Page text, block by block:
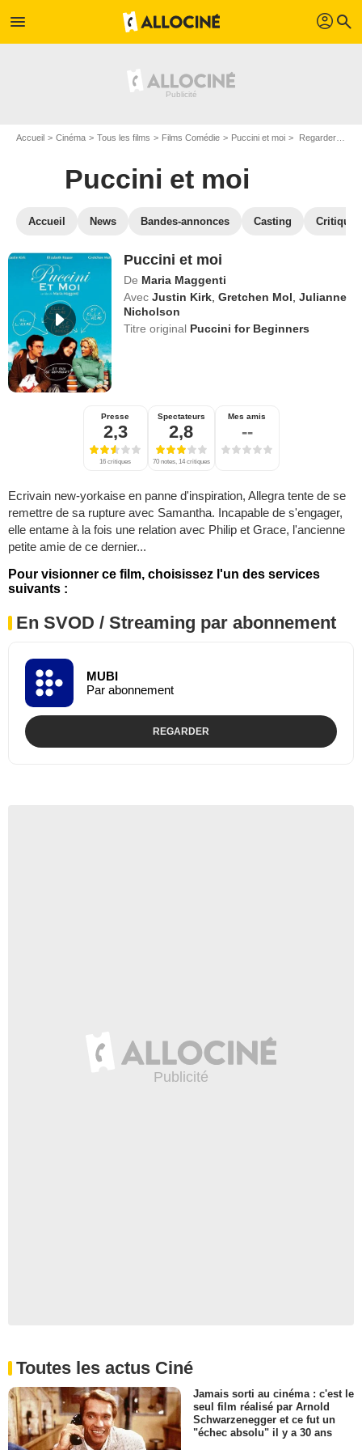
menu profil search
Accueil Cinéma Tous les films Films Comédie Puccini et moi Regarder Puccini et moi en SVOD
Puccini et moi
Accueil News Bandes-annonces Casting
Puccini et moi
De Maria Maggenti
Avec Justin Kirk ,Gretchen Mol ,Julianne
Nicholson
Titre original Puccini for Beginners
Presse
2,3
16 critiques
Spectateurs
2,8
70 notes, 14 critiques
Mes amis
--
Ecrivain new-yorkaise en panne d'inspiration, Allegra tente de se
remettre de sa rupture avec Samantha. Incapable de s'engager,
elle entame à la fois une relation avec Philip et Grace, l'ancienne
petite amie de ce dernier...
Pour visionner ce film, choisissez l'un des services
suivants :
En SVOD / Streaming par abonnement
MUBI
Par abonnement
REGARDER
Toutes les actus Ciné
Jamais sorti au cinéma : c'est le
seul film réalisé par Arnold
Schwarzenegger et ce fut un
"échec absolu" il y a 30 ans